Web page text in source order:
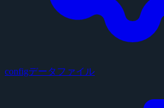
configデータファイル